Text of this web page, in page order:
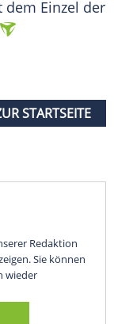
Einzel der
STARTSEITE
Redaktion
Sie können
wieder